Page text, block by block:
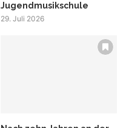
Jugendmusikschule
29. Juli 2026